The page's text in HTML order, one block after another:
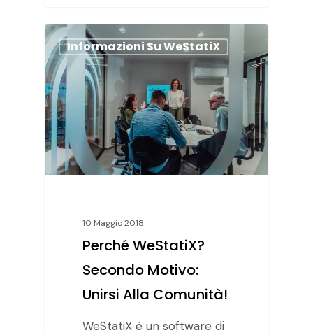
Informazioni Su WeStatiX
10 Maggio 2018
Perché WeStatiX?
Secondo Motivo:
Unirsi Alla Comunità!
WeStatiX è un software di